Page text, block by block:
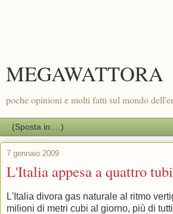
MEGAWATTORA
poche opinioni e molti fatti sul mondo
7 gennaio 2009
L'Italia appesa a quattro tubi
L'Italia divora gas naturale al ritmo
milioni di metri cubi al giorno, più di